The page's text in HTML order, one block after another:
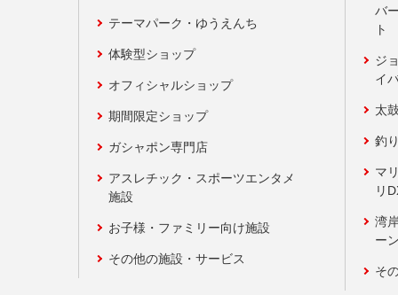
テーマパーク・ゆうえんち
体験型ショップ
オフィシャルショップ
期間限定ショップ
ガシャポン専門店
アスレチック・スポーツエンタメ
施設
お子様・ファミリー向け施設
その他の施設・サービス
バ
ト
ジ
イ
太
釣
マ
リ
湾
ー
そ